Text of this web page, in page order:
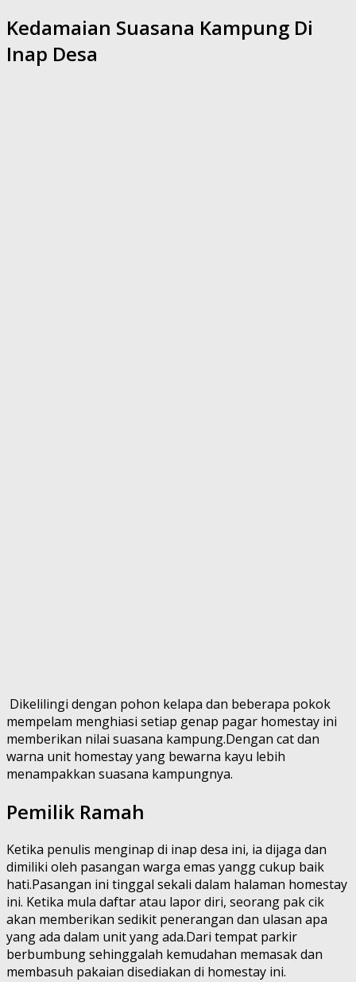
Kedamaian Suasana Kampung Di
Inap Desa
Dikelilingi dengan pohon kelapa dan beberapa pokok
mempelam menghiasi setiap genap pagar homestay ini
memberikan nilai suasana kampung.Dengan cat dan
warna unit homestay yang bewarna kayu lebih
menampakkan suasana kampungnya.
Pemilik Ramah
Ketika penulis menginap di inap desa ini, ia dijaga dan
dimiliki oleh pasangan warga emas yangg cukup baik
hati.Pasangan ini tinggal sekali dalam halaman homestay
ini. Ketika mula daftar atau lapor diri, seorang pak cik
akan memberikan sedikit penerangan dan ulasan apa
yang ada dalam unit yang ada.Dari tempat parkir
berbumbung sehinggalah kemudahan memasak dan
membasuh pakaian disediakan di homestay ini.